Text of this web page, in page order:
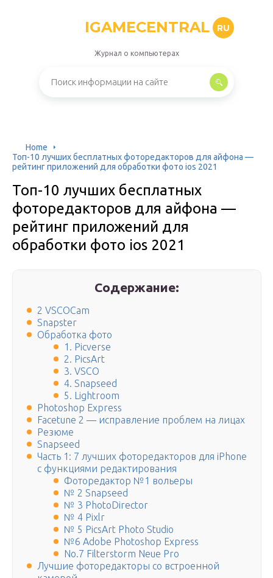
IGAMECENTRAL RU
Журнал о компьютерах
Home
Топ-10 лучших бесплатных фоторедакторов для айфона —
рейтинг приложений для обработки фото ios 2021
Топ-10 лучших бесплатных
фоторедакторов для айфона —
рейтинг приложений для
обработки фото ios 2021
Содержание:
2 VSCOCam
Snapster
Обработка фото
1. Picverse
2. PicsArt
3. VSCO
4. Snapseed
5. Lightroom
Photoshop Express
Facetune 2 — исправление проблем на лицах
Резюме
Snapseed
Часть 1: 7 лучших фоторедакторов для iPhone
с функциями редактирования
Фоторедактор №1 вольеры
№ 2 Snapseed
№ 3 PhotoDirector
№ 4 Pixlr
№ 5 PicsArt Photo Studio
№6 Adobe Photoshop Express
No.7 Filterstorm Neue Pro
Лучшие фоторедакторы со встроенной